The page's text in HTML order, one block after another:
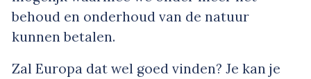
behoud en onderhoud van de natuur
kunnen betalen.
Zal Europa dat wel goed vinden? Je kan je